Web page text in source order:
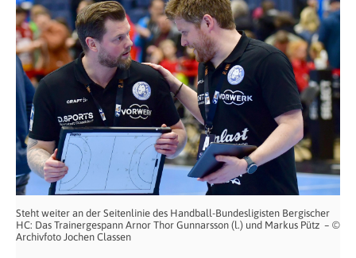
Steht weiter an der Seitenlinie des Handball-Bundesligisten Bergischer
HC: Das Trainergespann Arnor Thor Gunnarsson (l.) und Markus Pütz – ©
Archivfoto Jochen Classen